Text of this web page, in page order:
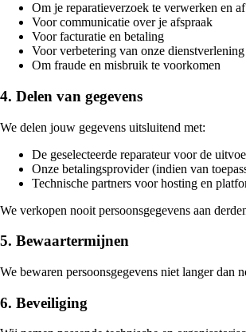
Om je reparatieverzoek te verwerken en
Voor communicatie over je afspraak
Voor facturatie en betaling
Voor verbetering van onze dienstverlening
Om fraude en misbruik te voorkomen
4. Delen van gegevens
We delen jouw gegevens uitsluitend met:
De geselecteerde reparateur voor de
Onze betalingsprovider (indien van
Technische partners voor hosting en
We verkopen nooit persoonsgegevens aan
5. Bewaartermijnen
We bewaren persoonsgegevens niet langer
6. Beveiliging